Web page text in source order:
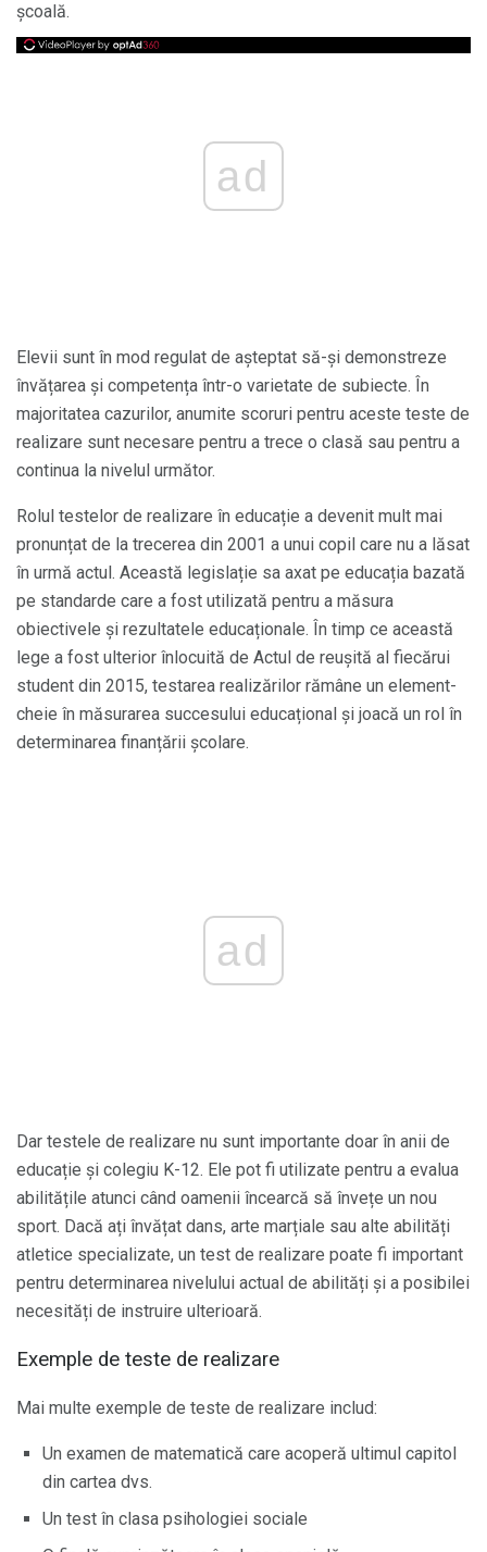
școală.
ad
Elevii sunt în mod regulat de așteptat să-și demonstreze
învățarea și competența într-o varietate de subiecte. În
majoritatea cazurilor, anumite scoruri pentru aceste teste de
realizare sunt necesare pentru a trece o clasă sau pentru a
continua la nivelul următor.
Rolul testelor de realizare în educație a devenit mult mai
pronunțat de la trecerea din 2001 a unui copil care nu a lăsat
în urmă actul. Această legislație sa axat pe educația bazată
pe standarde care a fost utilizată pentru a măsura
obiectivele și rezultatele educaționale. În timp ce această
lege a fost ulterior înlocuită de Actul de reușită al fiecărui
student din 2015, testarea realizărilor rămâne un element-
cheie în măsurarea succesului educațional și joacă un rol în
determinarea finanțării școlare.
ad
Dar testele de realizare nu sunt importante doar în anii de
educație și colegiu K-12. Ele pot fi utilizate pentru a evalua
abilitățile atunci când oamenii încearcă să învețe un nou
sport. Dacă ați învățat dans, arte marțiale sau alte abilități
atletice specializate, un test de realizare poate fi important
pentru determinarea nivelului actual de abilități și a posibilei
necesități de instruire ulterioară.
Exemple de teste de realizare
Mai multe exemple de teste de realizare includ:
Un examen de matematică care acoperă ultimul capitol
din cartea dvs.
Un test în clasa psihologiei sociale